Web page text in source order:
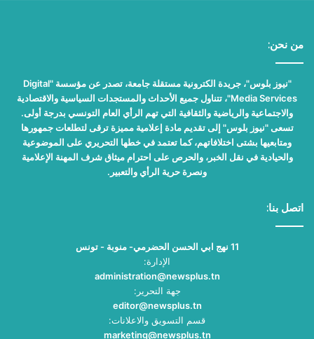
من نحن:
"نيوز بلوس"، جريدة الكترونية مستقلة جامعة، تصدر عن مؤسسة "Digital
Media Services"، تتناول جميع الأحداث والمستجدات السياسية والاقتصادية
والاجتماعية والرياضية والثقافية التي تهم الرأي العام التونسي بدرجة أولى.
تسعى "نيوز بلوس" إلى تقديم مادة إعلامية مميزة ترقى لتطلعات جمهورها
ومتابعيها بشتى اختلافاتهم، كما تعتمد في خطها التحريري على الموضوعية
والحيادية في نقل الخبر، والحرص على احترام ميثاق شرف المهنة الإعلامية
ونصرة حرية الرأي والتعبير.
اتصل بنا:
11 نهج ابي الحسن الحضرمي- منوبة - تونس
الإدارة:
administration@newsplus.tn
جهة التحرير:
editor@newsplus.tn
قسم التسويق والاعلانات:
marketing@newsplus.tn